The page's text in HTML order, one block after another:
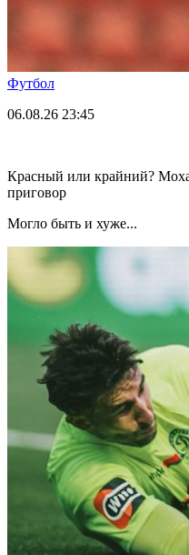
Футбол
06.08.26 23:45
Красный или крайний?
приговор
Могло быть и хуже...